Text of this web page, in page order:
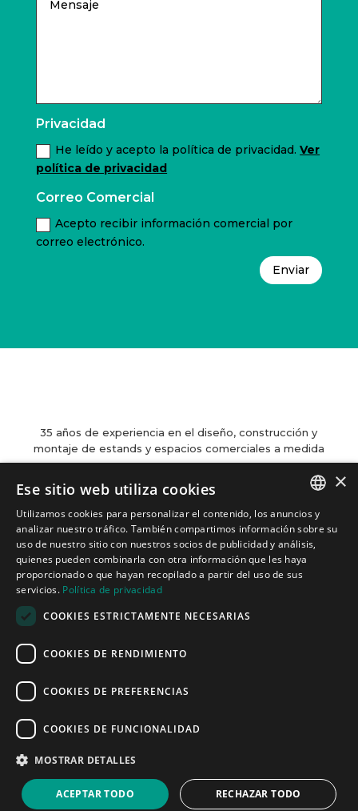
Privacidad
He leído y acepto la política de privacidad.Ver
política de privacidad
Correo Comercial
Acepto recibir información comercial por
correo electrónico.
Enviar
35 años de experiencia en el diseño, construcción y
montaje de estands y espacios comerciales a medida
Contacto

Carrer de Martí l’Humà, 4-6-8, Local 7-B,
08850 Gavà, Barcelona
 informacion@cotacreativa.com
  
Estands de diseño
Servicios
Política de cookies
SPANISH
CATALAN
×
Ese sitio web utiliza cookies
Utilizamos cookies para personalizar el contenido, los anuncios y
analizar nuestro tráfico. También compartimos información sobre su
uso de nuestro sitio con nuestros socios de publicidad y análisis,
quienes pueden combinarla con otra información que les haya
proporcionado o que hayan recopilado a partir del uso de sus
servicios. Política de privacidad
COOKIES ESTRICTAMENTE NECESARIAS
COOKIES DE RENDIMIENTO
COOKIES DE PREFERENCIAS
COOKIES DE FUNCIONALIDAD
MOSTRAR DETALLES
ACEPTAR TODO RECHAZAR TODO